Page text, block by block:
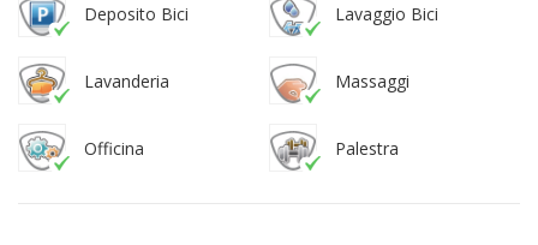
Deposito Bici Lavaggio Bici
Lavanderia Massaggi
Officina Palestra